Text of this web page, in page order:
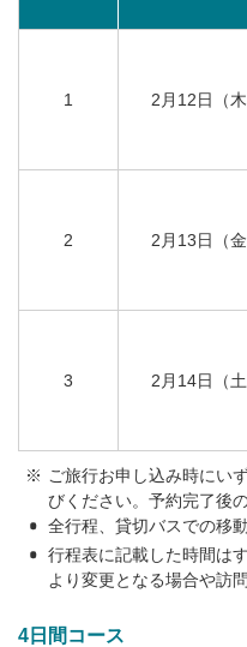
1 2月12日（木
2 2月13日（金
3 2月14日（土
ご旅行お申し込み時にい
びください。予約完了後
全行程、貸切バスでの移
行程表に記載した時間は
より変更となる場合や訪
4日間コース